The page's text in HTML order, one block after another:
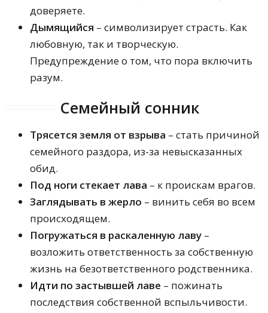
доверяете.
Дымящийся – символизирует страсть. Как
любовную, так и творческую.
Предупреждение о том, что пора включить
разум.
Семейный сонник
Трясется земля от взрыва – стать причиной
семейного раздора, из-за невысказанных
обид.
Под ноги стекает лава – к проискам врагов.
Заглядывать в жерло – винить себя во всем
происходящем.
Погружаться в раскаленную лаву –
возложить ответственность за собственную
жизнь на безответственного родственника.
Идти по застывшей лаве – пожинать
последствия собственной вспыльчивости.